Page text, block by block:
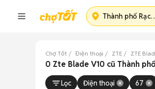
Thành phố
Chợ Tốt Điện thoại ZTE ZTE
0 Zte Blade V10 cũ Thành
Lọc Điện thoại 67